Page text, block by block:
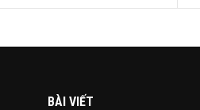
BÀI VIẾT